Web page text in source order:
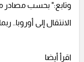
وتابع:" بحسب مصادر
الانتقال إلى أوروبا..
اقرأ أيضا